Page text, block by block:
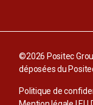
©2026 Positec
déposées du
Politique de